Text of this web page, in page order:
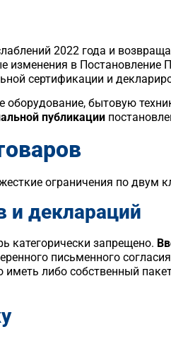
2022 года и
изменения в Постановление
сертификации и
бытовую
публикации
ограничения по двум
и деклараций
категорически запрещено.
письменного
либо собственный